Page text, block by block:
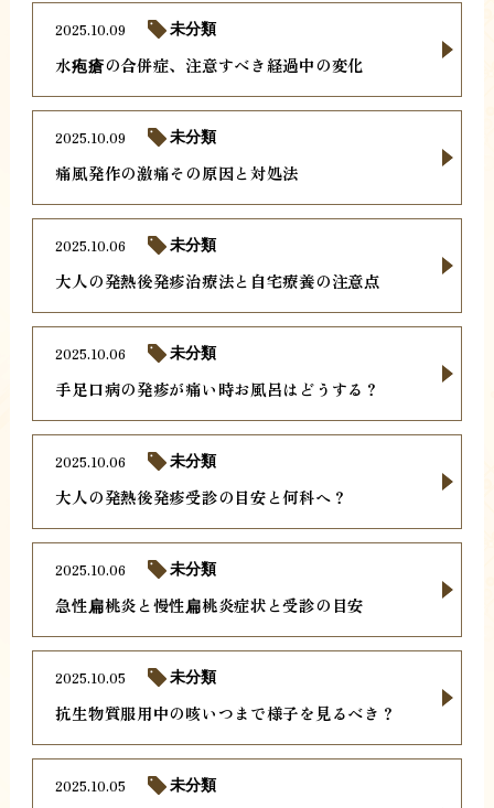
水疱瘡の合併症、注意すべき経過中の変化
2025.10.09 未分類
痛風発作の激痛その原因と対処法
2025.10.09 未分類
大人の発熱後発疹治療法と自宅療養の注意点
2025.10.06 未分類
手足口病の発疹が痛い時お風呂はどうする？
2025.10.06 未分類
大人の発熱後発疹受診の目安と何科へ？
2025.10.06 未分類
急性扁桃炎と慢性扁桃炎症状と受診の目安
2025.10.06 未分類
抗生物質服用中の咳いつまで様子を見るべき？
2025.10.05 未分類
2025.10.05 未分類